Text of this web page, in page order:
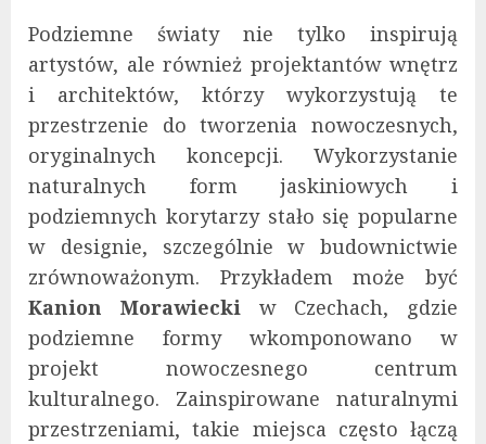
Podziemne światy nie tylko inspirują
artystów, ale również projektantów wnętrz
i architektów, którzy wykorzystują te
przestrzenie do tworzenia nowoczesnych,
oryginalnych koncepcji. Wykorzystanie
naturalnych form jaskiniowych i
podziemnych korytarzy stało się popularne
w designie, szczególnie w budownictwie
zrównoważonym. Przykładem może być
Kanion Morawieckiw Czechach, gdzie
podziemne formy wkomponowano w
projekt nowoczesnego centrum
kulturalnego. Zainspirowane naturalnymi
przestrzeniami, takie miejsca często łączą